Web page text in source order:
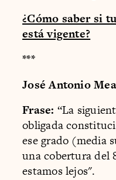
¿Cómo saber si
está vigente?
***
José Antonio
Frase: “La
obligada
ese grado (media
una cobertura del
estamos lejos".